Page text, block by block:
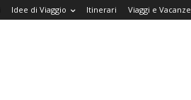
Idee di Viaggio Itinerari Viaggi e Vacanze